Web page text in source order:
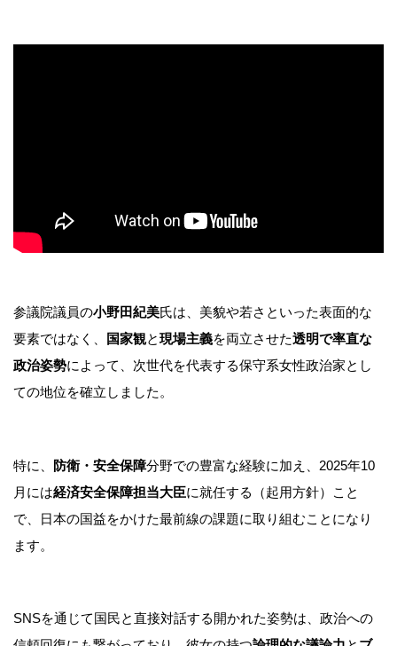
参議院議員の小野田紀美氏は、美貌や若さといった表面的な
要素ではなく、
国家観と現場主義を両立させた透明で率直な
政治姿勢によって、次世代を代表する保守系女性政治家とし
ての地位を確立しました。
特に、 防衛・安全保障分野での豊富な経験に加え、2025年10
月には経済安全保障担当大臣に就任する（起用方針）こと
で、日本の国益をかけた最前線の課題に取り組むことになり
ます。
SNSを通じて国民と直接対話する開かれた姿勢は、政治への